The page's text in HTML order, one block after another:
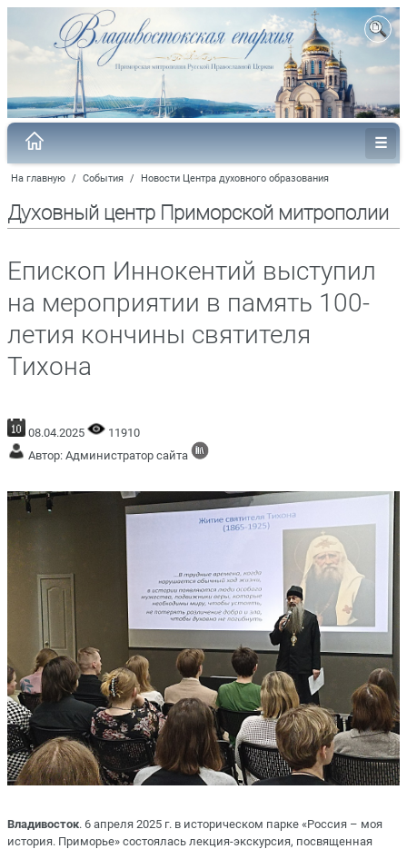
На главную / События / Новости Центра духовного образования
Духовный центр Приморской митрополии
Епископ Иннокентий выступил
на мероприятии в память 100-
летия кончины святителя
Тихона
08.04.2025
11910
Автор: Администратор сайта
Владивосток. 6 апреля 2025 г. в историческом парке «Россия – моя
история. Приморье» состоялась лекция-экскурсия, посвященная